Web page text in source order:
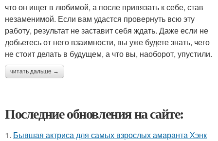
что он ищет в любимой, а после привязать к себе, став
незаменимой. Если вам удастся провернуть всю эту
работу, результат не заставит себя ждать. Даже если не
добьетесь от него взаимности, вы уже будете знать, чего
не стоит делать в будущем, а что вы, наоборот, упустили.
читать дальше →
Последние обновления на сайте:
1. Бывшая актриса для самых взрослых амаранта Хэнк